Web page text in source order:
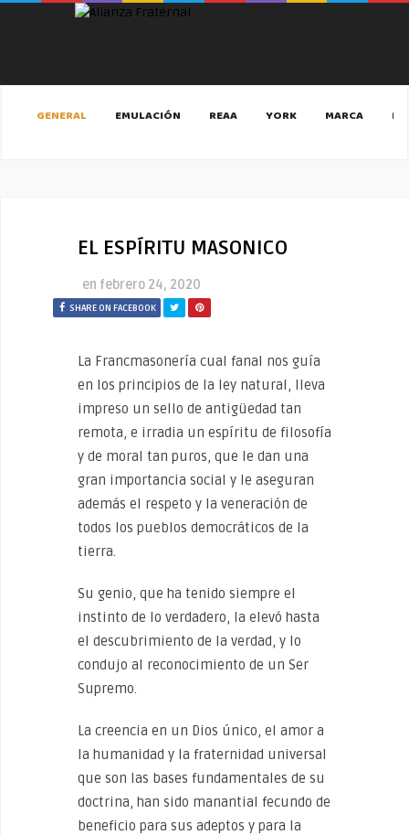
GENERAL EMULACIÓN REAA YORK MARCA
EL ESPÍRITU MASONICO
en febrero 24, 2020
SHARE ON FACEBOOK
La Francmasonería cual fanal nos guía
en los principios de la ley natural, lleva
impreso un sello de antigüedad tan
remota, e irradia un espíritu de filosofía
y de moral tan puros, que le dan una
gran importancia social y le aseguran
además el respeto y la veneración de
todos los pueblos democráticos de la
tierra.
Su genio, que ha tenido siempre el
instinto de lo verdadero, la elevó hasta
el descubrimiento de la verdad, y lo
condujo al reconocimiento de un Ser
Supremo.
La creencia en un Dios único, el amor a
la humanidad y la fraternidad universal
que son las bases fundamentales de su
doctrina, han sido manantial fecundo de
beneficio para sus adeptos y para la